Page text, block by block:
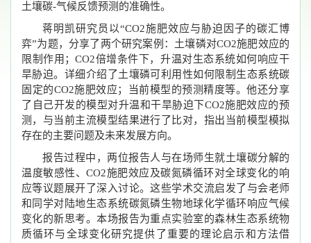
土壤碳-气候反馈预测的准确性。
蒋明凯研究员以“CO2施肥效应与胁迫因子的碳汇博
弈”为题，分享了两个研究案例：土壤磷对CO2施肥效应的
限制作用；CO2倍增条件下，升温对生态系统如何响应干
旱胁迫。详细介绍了土壤磷可利用性如何限制生态系统碳
固定的CO2施肥效应；当前模型的预测精度等。他还分享
了自己开发的模型对升温和干旱胁迫下CO2施肥效应的预
测，与当前主流模型结果进行了比对，指出当前模型模拟
存在的主要问题及未来发展方向。
报告过程中，两位报告人与在场师生就土壤碳分解的
温度敏感性、CO2施肥效应及碳氮磷循环对全球变化的响
应等议题展开了深入讨论。这些学术交流启发了与会老师
和同学对陆地生态系统碳氮磷生物地球化学循环响应气候
变化的新思考。本场报告为重点实验室的森林生态系统物
质循环与全球变化研究提供了重要的理论启示和方法借